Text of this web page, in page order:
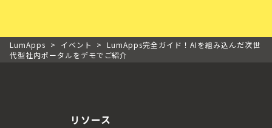
LumApps > イベント >
LumApps完全ガイド！AIを組み込んだ次世
代型社内ポータルをデモでご紹介
リソース